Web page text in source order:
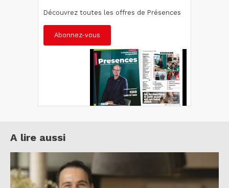
Découvrez toutes les offres de Présences
Abonnez-vous
A lire aussi